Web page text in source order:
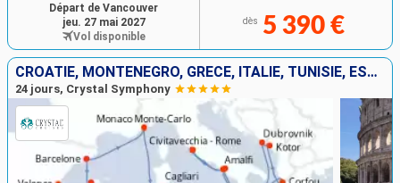
dès 5 390 €
Départ de Vancouver
jeu. 27 mai 2027
Vol disponible
CROATIE, MONTÉNÉGRO, GRÈCE, ITALIE, TUNISIE, ESPAGNE, MAJORQUE, MONACO, MALTE
24 jours, Crystal Symphony